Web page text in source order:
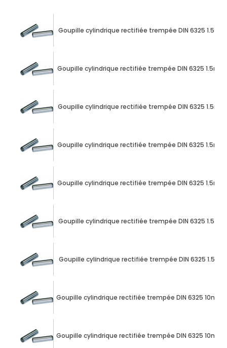
Goupille cylindrique rectifiée trempée DIN 6325
Goupille cylindrique rectifiée trempée DIN 6325
Goupille cylindrique rectifiée trempée DIN 6325
Goupille cylindrique rectifiée trempée DIN 6325
Goupille cylindrique rectifiée trempée DIN 6325
Goupille cylindrique rectifiée trempée DIN 6325
Goupille cylindrique rectifiée trempée DIN 6325
Goupille cylindrique rectifiée trempée DIN 6325 10mm
Goupille cylindrique rectifiée trempée DIN 6325 10mm